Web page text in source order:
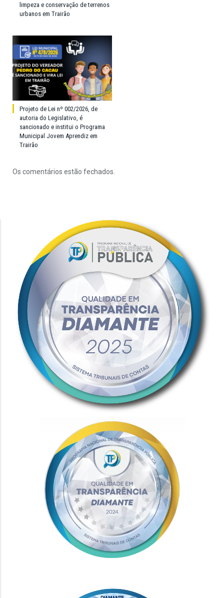
limpeza e conservação de terrenos
urbanos em Trairão
Projeto de Lei nº 002/2026, de
autoria do Legislativo, é
sancionado e institui o Programa
Municipal Jovem Aprendiz em
Trairão
Os comentários estão fechados.